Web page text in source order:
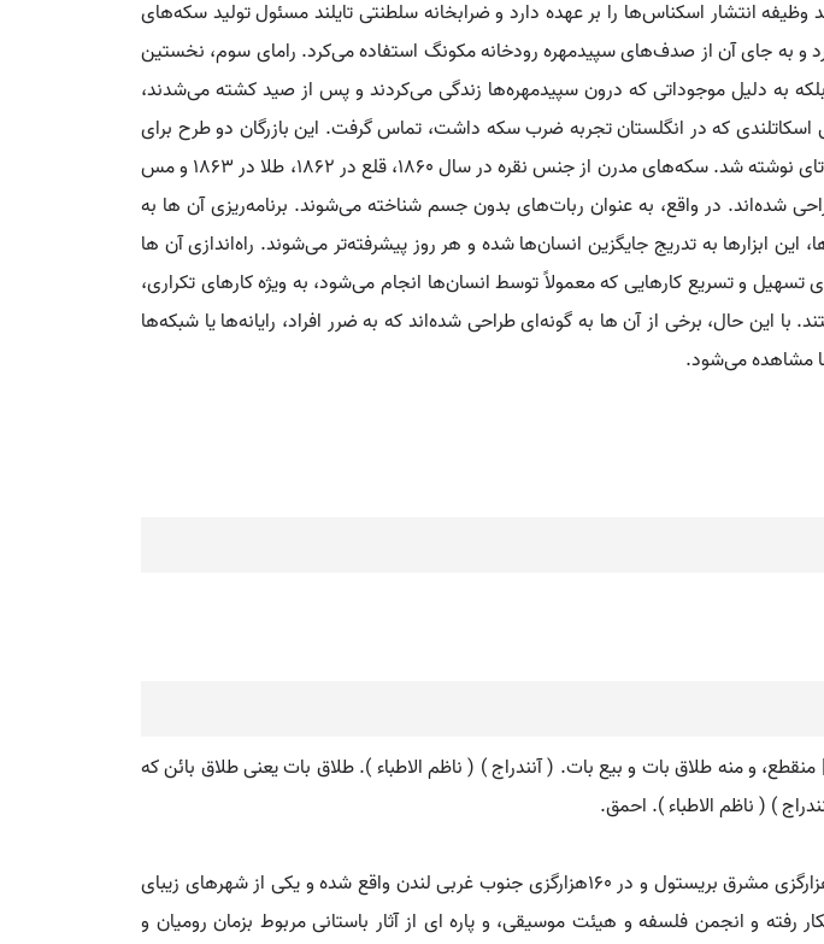
هر بات معادل ۱۰۰ ساتانگ است. بانک تایلند وظیفه انتشار اسکناس‌ها را بر عهده دارد و ضرابخانه سلطنتی تایلند مسئول تولید سکه‌های
شیوه‌های مدرن تولید نکرد و به جای آن از صدف‌های سپیدمهره رودخانه مکونگ استفاده می‌کرد. رامای سوم، نخستین
بلکه به دلیل موجوداتی که درون سپیدمهره‌ها زندگی می‌کردند و پس از صید کشته می‌شدند،
با بازرگانی اسکاتلندی که در انگلستان تجربه ضرب سکه داشت، تماس گرفت. این بازرگان دو طرح برای
ضرب سکه ارائه داد، اما پادشاه هر دو را رد کرد. نام کشور بر روی نخستین سکه‌ها موانگ تای نوشته شد. سکه‌های مدرن از جنس نقره در سال ۱۸۶۰، قلع در ۱۸۶۲، طلا در ۱۸۶۳ و مس
شده‌اند. در واقع، به عنوان ربات‌های بدون جسم شناخته می‌شوند. برنامه‌ریزی آن ها به
ابزارها به تدریج جایگزین انسان‌ها شده و هر روز پیشرفته‌تر می‌شوند. راه‌اندازی آن ها
و تسریع کارهایی که معمولاً توسط انسان‌ها انجام می‌شود، به ویژه کارهای تکراری،
این حال، برخی از آن ها به گونه‌ای طراحی شده‌اند که به ضرر افراد، رایانه‌ها یا شبکه‌ها
مشاهده می‌شود.
و منه طلاق بات و بیع بات. ( آنندراج ) ( ناظم الاطباء ). طلاق بات یعنی طلاق بائن که
) ( ناظم الاطباء ). احمق.
بات. ( اِخ ) بَث. باث. نام شهریست در انگلستان که در ناحیه سمرست بر نهر آون در 17هزارگزی مشرق بریستول و در 160هزارگزی جنوب غربی لندن واقع شده و یکی از شهرهای زیبای
آثار هنری بکار رفته و انجمن فلسفه و هیئت موسیقی، و پاره ای از آثار باستانی مربوط بزمان رومیان و